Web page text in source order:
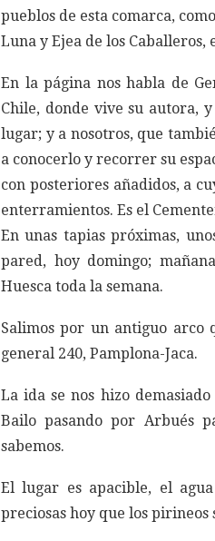
pueblos de esta comarca,
Luna y Ejea de los Caballeros,
En la página nos habla de
Chile, donde vive su autora,
lugar; y a nosotros, que
a conocerlo y recorrer su
con posteriores añadidos, a
enterramientos. Es el
En unas tapias próximas,
pared, hoy domingo;
Huesca toda la semana.
Salimos por un antiguo
general 240, Pamplona-Jaca.
La ida se nos hizo
Bailo pasando por Arbués
sabemos.
El lugar es apacible, el
preciosas hoy que los pirineos